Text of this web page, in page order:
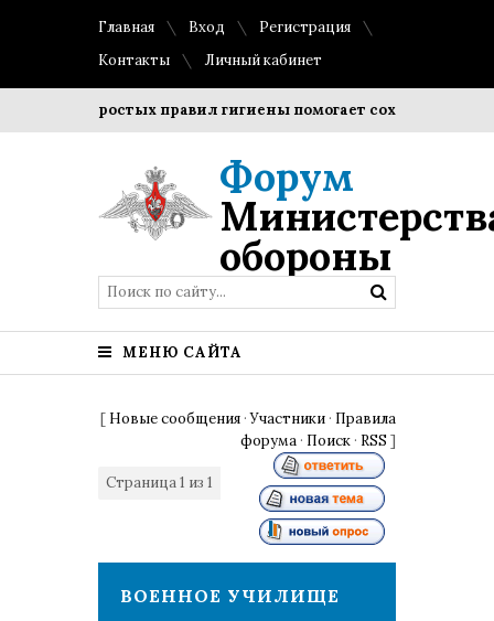
Главная Вход
Регистрация
Контакты
Личный кабинет
простых правил гигиены помогает сохранить
Форум
обороны
МЕНЮ САЙТА
[ Новые сообщения ·Участники · Правила
форума · Поиск · RSS ]
Страница1 из 1
ВОЕННОЕ УЧИЛИЩЕ